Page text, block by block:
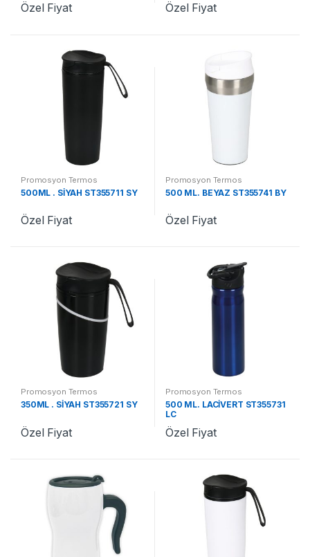
Özel Fiyat Özel Fiyat
Promosyon Termos
500ML . SİYAH ST355711 SY
Özel Fiyat
Promosyon Termos
500 ML. BEYAZ ST355741 BY
Özel Fiyat
Promosyon Termos
350ML . SİYAH ST355721 SY
Özel Fiyat
Promosyon Termos
500 ML. LACİVERT ST355731
LC
Özel Fiyat